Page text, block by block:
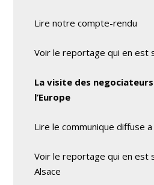
Lire notre compte-rendu
Voir le reportage qui en est
La visite des
l’Europe
Lire le communique diffuse
Voir le reportage qui en est
Alsace